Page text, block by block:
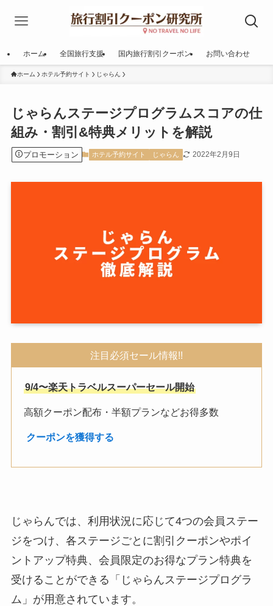
ホーム 全国旅行支援 国内旅行割引クーポン お問い合わせ
ホーム ホテル予約サイト じゃらん
じゃらんステージプログラムスコアの仕
組み・割引&特典メリットを解説
プロモーション ホテル予約サイト じゃらん 2022年2月9日
注目必須セール情報!!
9/4〜楽天トラベルスーパーセール開始
高額クーポン配布・半額プランなどお得多数
クーポンを獲得する
じゃらんでは、利用状況に応じて4つの会員ステー
ジをつけ、各ステージごとに割引クーポンやポイ
ントアップ特典、会員限定のお得なプラン特典を
受けることができる「じゃらんステージプログラ
ム」が用意されています。